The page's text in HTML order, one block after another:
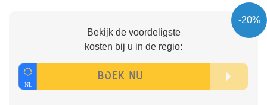
-20%
Bekijk de voordeligste
kosten bij u in de regio: